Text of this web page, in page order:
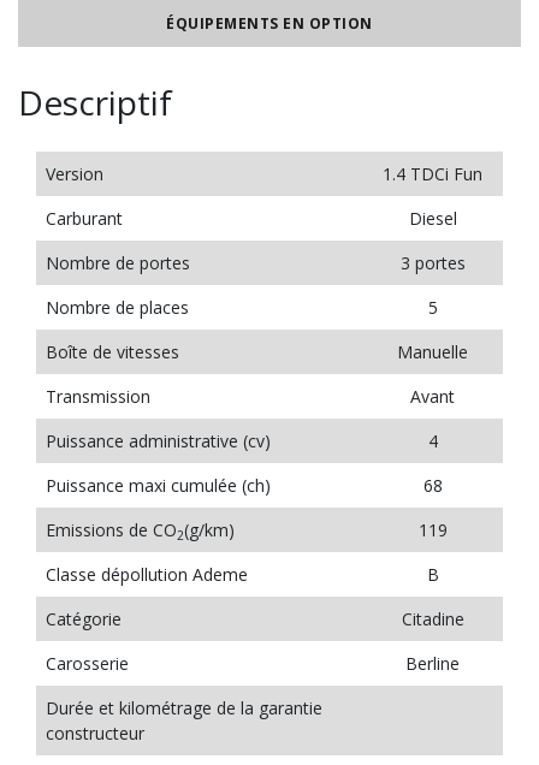
ÉQUIPEMENTS EN OPTION
Descriptif
Version
1.4 TDCi Fun
Carburant
Diesel
Nombre de portes
3 portes
Nombre de places
5
Boîte de vitesses
Manuelle
Transmission
Avant
Puissance administrative (cv)
4
Puissance maxi cumulée (ch)
68
Emissions de CO2(g/km)
119
Classe dépollution Ademe
B
Catégorie
Citadine
Carosserie
Berline
Durée et kilométrage de la garantie
constructeur